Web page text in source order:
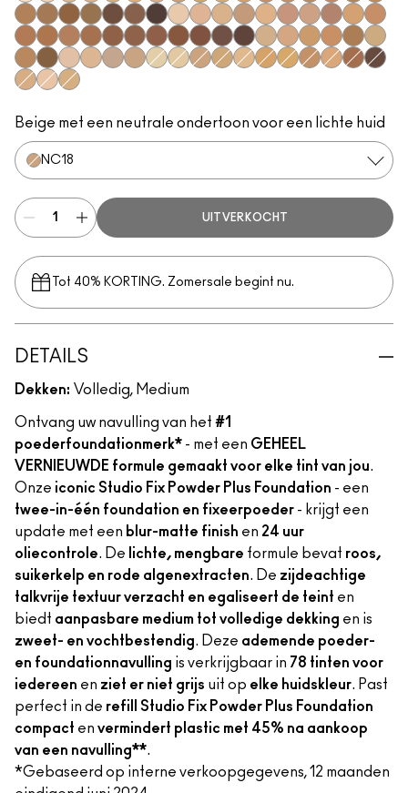
NC5​NC10​NC15​NC16​NC17​NC25​NC27​NC30​NC37​NC38​NC40​NC43.5​
NC44​NC44.5​
NC45​NC45.5​
NC46​
NC47​NC50​NC55​NC58​NC60​NC63​NC65​NW5​NW10​NW13​NW18​NW20​NW25​NW30​
NW33​NW35​
NW40​
NW43​NW44​NW45​NW46​NW48​NW50​NW53​NW55​NW57​NW58​NW65​
C3.5​C4.5​C5​C5.5​
C8​C40​
C45​C55​N4​N5​
Beige met een neutrale ondertoon voor een lichte huid
NC18​
UITVERKOCHT
Tot 40% KORTING. Zomersale begint nu.
DETAILS
Dekken: Volledig, Medium
Ontvang uw navulling van het #1
poederfoundationmerk* - met een GEHEEL
VERNIEUWDE formule gemaakt voor elke tint van jou.
Onze iconic Studio Fix Powder Plus Foundation - een
twee-in-één foundation en fixeerpoeder - krijgt een
update met een blur-matte finish en 24 uur
oliecontrole. De lichte, mengbare formule bevat roos,
suikerkelp en rode algenextracten. De zijdeachtige
talkvrije textuur verzacht en egaliseert de teint en
biedt aanpasbare medium tot volledige dekking en is
zweet- en vochtbestendig. Deze ademende poeder-
en foundationnavulling is verkrijgbaar in 78 tinten voor
iedereen en ziet er niet grijs uit op elke huidskleur. Past
perfect in de refill Studio Fix Powder Plus Foundation
compact en vermindert plastic met 45% na aankoop
van een navulling**.
*Gebaseerd op interne verkoopgegevens, 12 maanden